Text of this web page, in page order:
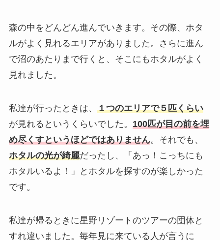
森の中をどんどん進んでいきます。その際、ホタ
ルがよく見れるエリアがありました。さらに進ん
で沼のあたりまで行くと、そこにもホタルがよく
見れました。
私達が行ったときは、 １つのエリアで５匹くらい
が見れるというくらいでした。 100匹が目の前を埋
め尽くすというほどではありません。それでも、
ホタルの光が綺麗だったし、「あっ！こっちにも
ホタルいるよ！」とホタルを探すのが楽しかった
です。
私達が帰るときに星野リゾートのツアーの団体と
すれ違いました。毎年見に来ている人が言うに